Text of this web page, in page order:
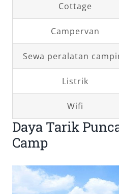
Cottage
Campervan
Sewa peralatan
Listrik
Wifi
Daya Tarik
Camp